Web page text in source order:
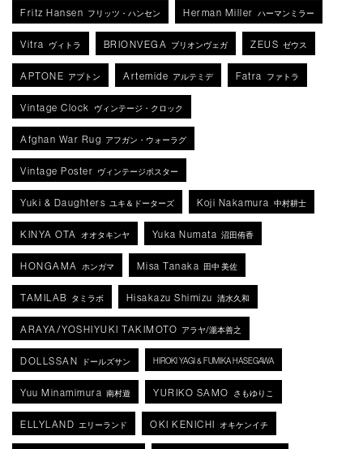
Fritz Hansen フリッツ・ハンセン Herman Miller ハーマンミラー
Vitra ヴィトラ BRIONVEGA ブリオンヴェガ ZEUS ゼウス
APTONE アプトン Artemide アルテミデ Fatra ファトラ
Vintage Clock ヴィンテージ・クロック
Afghan War Rug アフガン・ウォーラグ
Vintage Poster ヴィンテージポスター
Yuki & Daughters ユキ＆ドーターズ Koji Nakamura 中村耕士
KINYA OTA オオタキンヤ Yuka Numata 沼田侑香
HONGAMA ホンガマ Misa Tanaka 田中 美佐
TAMILAB タミラボ Hisakazu Shimizu 清水久和
ARAYA/YOSHIYUKI TAKIMOTO アラヤ/瀧本善之
DOLLSSAN ドールズサン HIROKI YAGI & FUMIKA HASEGAWA
Yuu Minamimura 南村遊 YURIKO SAMO さもゆりこ
ELLYLAND エリーランド OKI KENICHI オキケンイチ